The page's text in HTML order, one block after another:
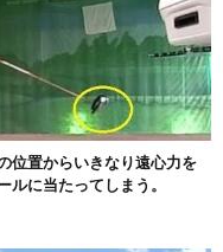
位置からいきなり遠心力を
ルに当たってしまう。